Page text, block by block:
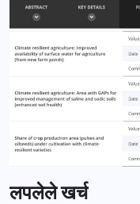
लपलेले खर्च